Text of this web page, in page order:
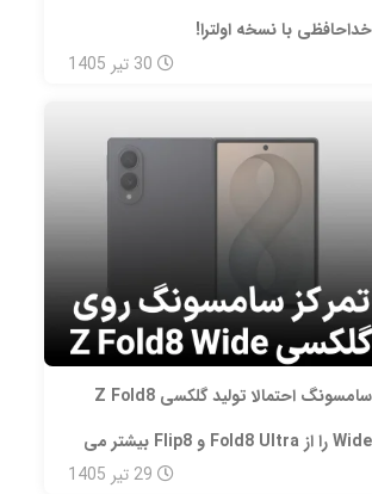
خداحافظی با نسخه اولترا!
30 تیر 1405
سامسونگ احتمالا تولید گلکسی Z Fold8
Wide را از Fold8 Ultra و Flip8 بیشتر می‌
29 تیر 1405